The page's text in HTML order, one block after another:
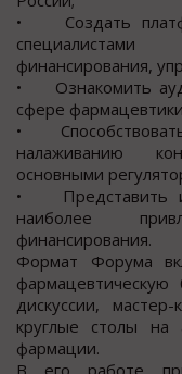
• Создать
финансирования,
• Ознакомить
сфере
•
налаживанию
основными
• Представить
наиболее
финансирования.
Формат Форума
дискуссии,
круглые столы на
фармации.